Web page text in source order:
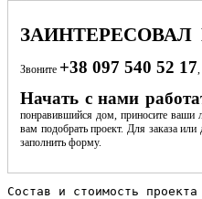
ЗАИНТЕРЕСОВАЛ
Звоните +38 097 540 52 17
Начать с нами
понравившийся дом, приносите
вам подобрать проект. Для заказа
заполнить форму.
Состав и стоимость